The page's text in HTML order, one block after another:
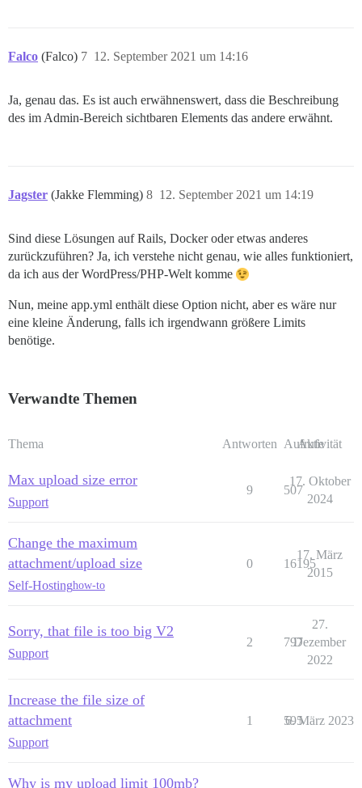
Falco (Falco) 12. September 2021 um 14:16
7
Ja, genau das. Es ist auch erwähnenswert, dass die Beschreibung
des im Admin-Bereich sichtbaren Elements das andere erwähnt.
Jagster (Jakke Flemming) 12. September 2021 um 14:19
8
Sind diese Lösungen auf Rails, Docker oder etwas anderes
zurückzuführen? Ja, ich verstehe nicht genau, wie alles funktioniert,
da ich aus der WordPress/PHP-Welt komme
Nun, meine app.yml enthält diese Option nicht, aber es wäre nur
eine kleine Änderung, falls ich irgendwann größere Limits
benötige.
Verwandte Themen
Thema Antworten Aufrufe
Aktivität
Max upload size error
Support
9 507
17. Oktober
2024
Change the maximum
attachment/upload size
Self-Hostinghow-to
0 16195
17. März
2015
Sorry, that file is too big V2
Support
2 797
27.
Dezember
2022
Increase the file size of
attachment
Support
1 595
6. März 2023
Why is my upload limit 100mb?